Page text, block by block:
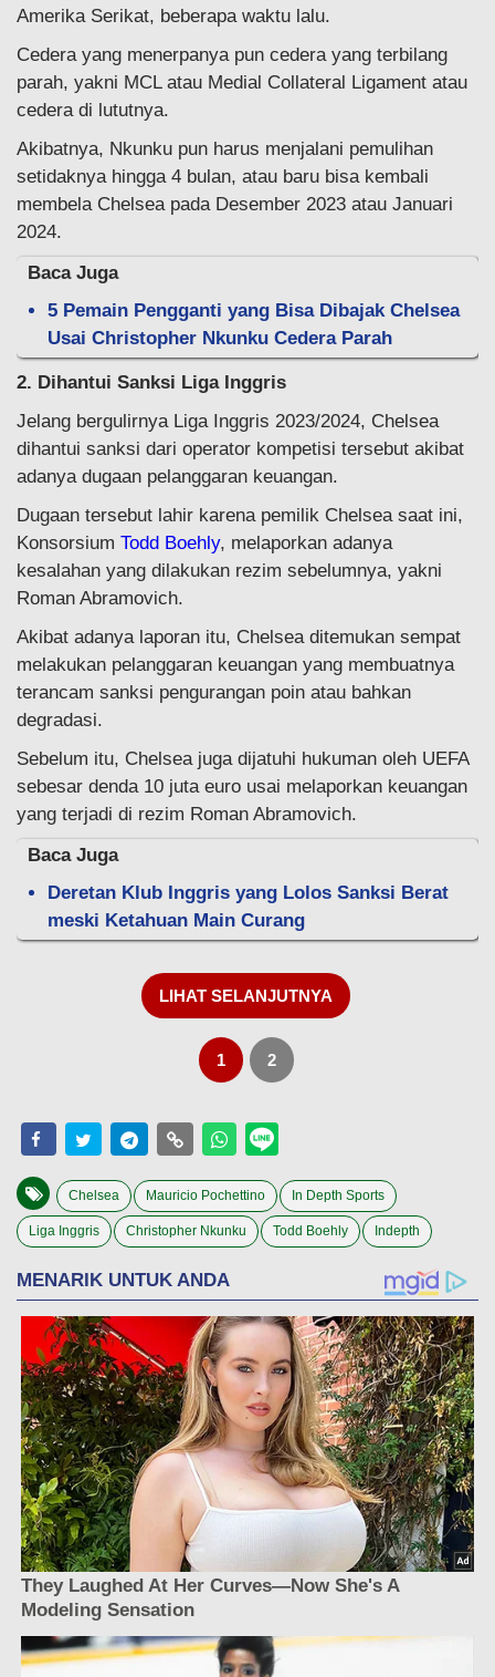
Amerika Serikat, beberapa waktu lalu.
Cedera yang menerpanya pun cedera yang terbilang
parah, yakni MCL atau Medial Collateral Ligament atau
cedera di lututnya.
Akibatnya, Nkunku pun harus menjalani pemulihan
setidaknya hingga 4 bulan, atau baru bisa kembali
membela Chelsea pada Desember 2023 atau Januari
2024.
Baca Juga
5 Pemain Pengganti yang Bisa Dibajak Chelsea
Usai Christopher Nkunku Cedera Parah
2. Dihantui Sanksi Liga Inggris
Jelang bergulirnya Liga Inggris 2023/2024, Chelsea
dihantui sanksi dari operator kompetisi tersebut akibat
adanya dugaan pelanggaran keuangan.
Dugaan tersebut lahir karena pemilik Chelsea saat ini,
Konsorsium Todd Boehly, melaporkan adanya
kesalahan yang dilakukan rezim sebelumnya, yakni
Roman Abramovich.
Akibat adanya laporan itu, Chelsea ditemukan sempat
melakukan pelanggaran keuangan yang membuatnya
terancam sanksi pengurangan poin atau bahkan
degradasi.
Sebelum itu, Chelsea juga dijatuhi hukuman oleh UEFA
sebesar denda 10 juta euro usai melaporkan keuangan
yang terjadi di rezim Roman Abramovich.
Baca Juga
Deretan Klub Inggris yang Lolos Sanksi Berat
meski Ketahuan Main Curang
LIHAT SELANJUTNYA
1 2
Chelsea Mauricio Pochettino In Depth Sports
Liga Inggris Christopher Nkunku Todd Boehly Indepth